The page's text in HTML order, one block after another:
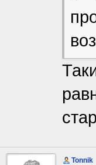
Tonnik